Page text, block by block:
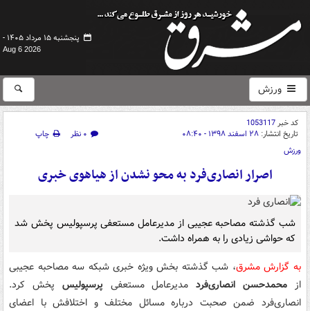
پنجشنبه ۱۵ مرداد ۱۴۰۵ -
Aug 6 2026
ورزش
کد خبر1053117
تاریخ انتشار: ۲۸ اسفند ۱۳۹۸ - ۰۸:۴۰ ۰ نظر
چاپ
ورزش
اصرار انصاری‌فرد به محو نشدن از هیاهوی خبری
شب گذشته مصاحبه عجیبی از مدیرعامل مستعفی پرسپولیس پخش شد
که حواشی زیادی را به همراه داشت.
به گزارش مشرق، شب گذشته بخش ویژه خبری شبکه سه مصاحبه عجیبی
از محمدحسن انصاری‌فرد مدیرعامل مستعفی پرسپولیس پخش کرد.
انصاری‌فرد ضمن صحبت درباره مسائل مختلف و اختلافش با اعضای